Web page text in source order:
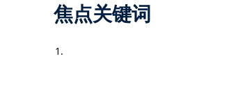
焦点关键词